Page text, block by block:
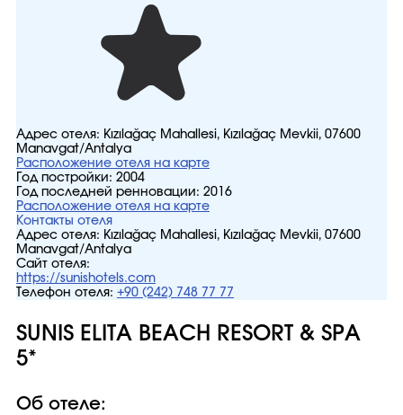
Адрес отеля: Kızılağaç Mahallesi, Kızılağaç Mevkii, 07600
Manavgat/Antalya
Расположение отеля на карте
Год постройки: 2004
Год последней ренновации: 2016
Расположение отеля на карте
Контакты отеля
Адрес отеля: Kızılağaç Mahallesi, Kızılağaç Mevkii, 07600
Manavgat/Antalya
Сайт отеля:
https://sunishotels.com
Телефон отеля: +90 (242) 748 77 77
SUNIS ELITA BEACH RESORT & SPA
5*
Об отеле: